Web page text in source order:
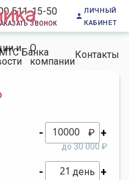
511-15-50
звонок
личный
кабинет
и
О
компании
Контакты
Банка
- ₽ +
до 30 000 ₽
- день +